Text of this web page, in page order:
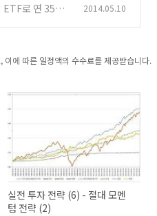
ETF로 연 35%
2014.05.10
에 따른 일정액의 수수료를 제공받습니다.
실전 투자 전략 (6) - 절대 모멘
텀 전략 (2)